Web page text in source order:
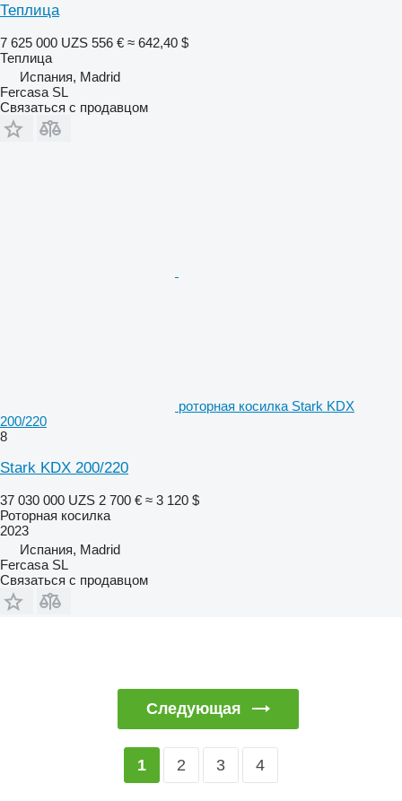
Теплица
7 625 000 UZS 556 € ≈ 642,40 $
Теплица
Испания, Madrid
Fercasa SL
Связаться с продавцом
роторная косилка Stark KDX
200/220
8
Stark KDX 200/220
37 030 000 UZS 2 700 € ≈ 3 120 $
Роторная косилка
2023
Испания, Madrid
Fercasa SL
Связаться с продавцом
Следующая
1 2 3 4